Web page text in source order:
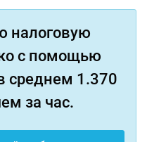
налоговую
с помощью
среднем 1.370
за час.